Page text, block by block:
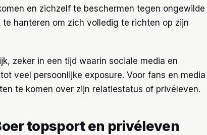
en zichzelf te beschermen tegen ongewilde
hanteren om zich volledig te richten op zijn
zeker in een tijd waarin sociale media en
veel persoonlijke exposure. Voor fans en media
te komen over zijn relatiestatus of privéleven.
topsport en privéleven